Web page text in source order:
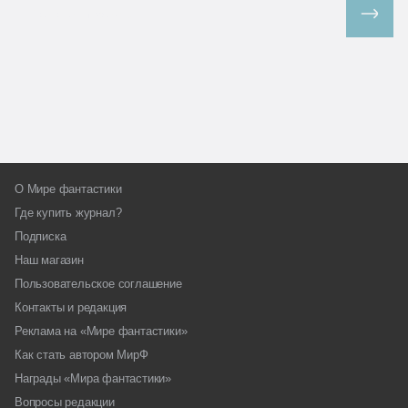
О Мире фантастики
Где купить журнал?
Подписка
Наш магазин
Пользовательское соглашение
Контакты и редакция
Реклама на «Мире фантастики»
Как стать автором МирФ
Награды «Мира фантастики»
Вопросы редакции